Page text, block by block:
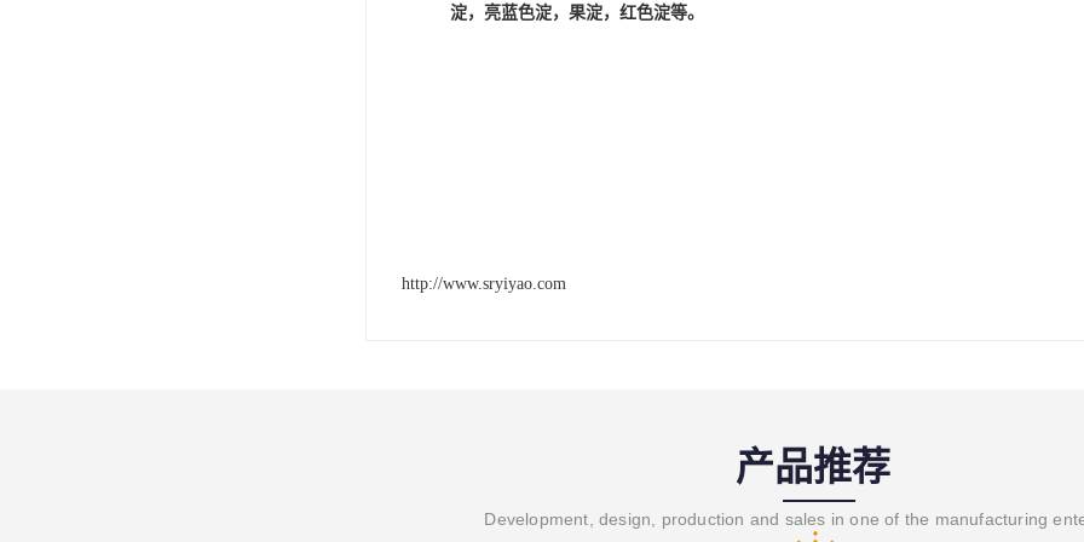
淀，亮蓝色淀，果淀，红色淀等。
http://www.sryiyao.com
产品推荐
Development, design, production and sales in one of the manufacturing